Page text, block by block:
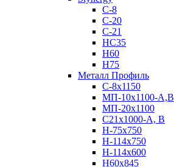
C-8
C-20
C-21
НС35
Н60
H75
Металл Профиль
С-8х1150
МП-10x1100-А,В
МП-20х1100
С21х1000-А, В
H-75х750
Н-114х750
Н-114х600
Н60х845